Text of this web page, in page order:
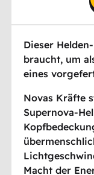
Dieser
braucht, um
eines
Novas Kräfte
Supernova-
Macht der